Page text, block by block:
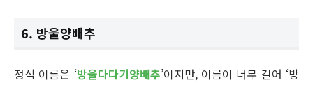
6. 방울양배추
정식 이름은 ‘방울다다기양배추’이지만, 이름이 너무 길어 ‘방